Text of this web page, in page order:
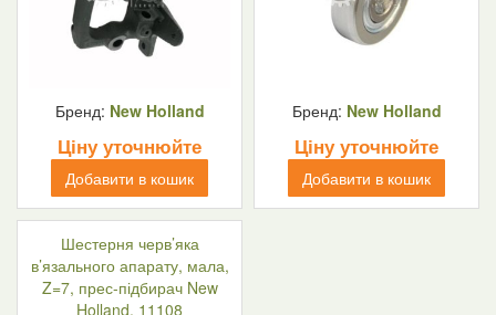
Бренд: New Holland
Ціну уточнюйте
Добавити в кошик
Бренд: New Holland
Ціну уточнюйте
Добавити в кошик
Шестерня черв’яка
в’язального апарату, мала,
Z=7, прес-підбирач New
Holland, 11108